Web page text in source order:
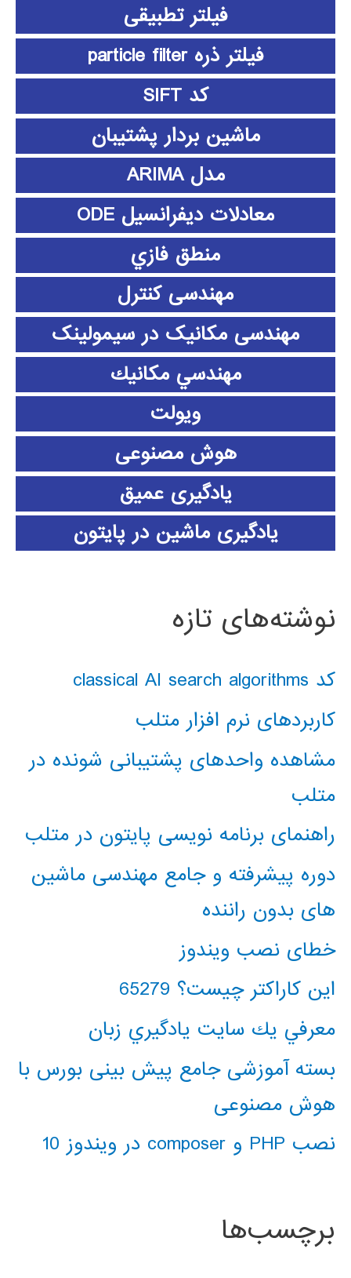
فیلتر تطبیقی
فیلتر ذره particle filter
کد SIFT
ماشین بردار پشتیبان
مدل ARIMA
معادلات دیفرانسیل ODE
منطق فازي
مهندسی کنترل
مهندسی مکانیک در سیمولینک
مهندسي مكانيك
ویولت
هوش مصنوعی
یادگیری عمیق
یادگیری ماشین در پایتون
نوشته‌های تازه
کد classical AI search algorithms
کاربردهای نرم افزار متلب
مشاهده واحدهای پشتیبانی شونده در
متلب
راهنمای برنامه نویسی پایتون در متلب
دوره پیشرفته و جامع مهندسی ماشین
های بدون راننده
خطای نصب ویندوز
این کاراکتر چیست؟ 65279
معرفي يك سايت يادگيري زبان
بسته آموزشی جامع پیش بینی بورس با
هوش مصنوعی
نصب PHP و composer در ویندوز 10
برچسب‌ها